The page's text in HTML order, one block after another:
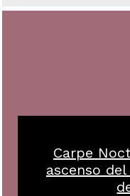
Carpe
ascenso